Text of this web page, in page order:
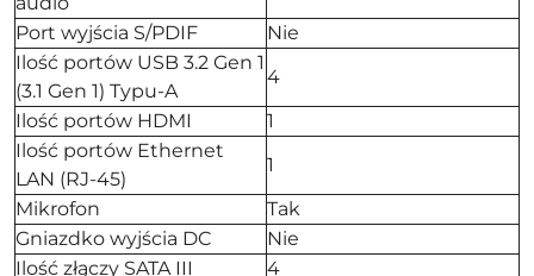
Port wyjścia S/PDIF
Nie
Ilość portów USB 3.2 Gen 1
(3.1 Gen 1) Typu-A
4
Ilość portów HDMI
1
Ilość portów Ethernet
LAN (RJ-45)
1
Mikrofon
Tak
Gniazdko wyjścia DC
Nie
Ilość złączy SATA III
4